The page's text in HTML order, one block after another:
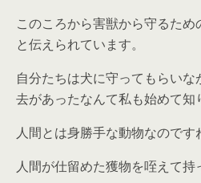
このころから害獣から守るた
と伝えられています。
自分たちは犬に守ってもらい
去があったなんて私も始めて知
人間とは身勝手な動物なのです
人間が仕留めた獲物を咥えて持